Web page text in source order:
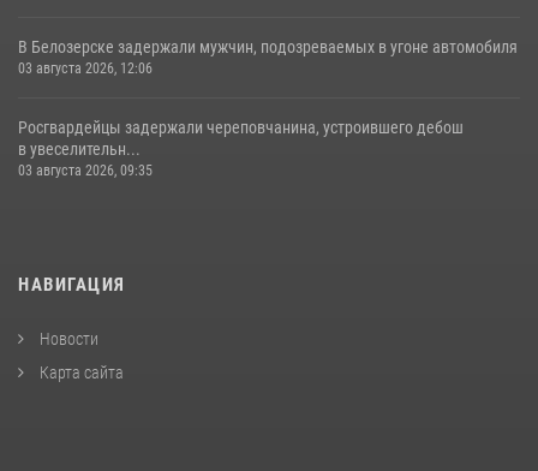
В Белозерске задержали мужчин, подозреваемых в угоне автомобиля
03 августа 2026, 12:06
Росгвардейцы задержали череповчанина, устроившего дебош
в увеселительн...
03 августа 2026, 09:35
НАВИГАЦИЯ
Новости
Карта сайта